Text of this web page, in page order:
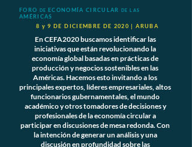
FORO DE ECONOMÍA CIRCULARDE LAS
AMÉRICAS
8 y 9 DE DICIEMBRE DE 2020 | ARUBA
En CEFA2020 buscamos identificar las
iniciativas que están revolucionando la
economía global basadas en prácticas de
producción y negocios sostenibles en las
Américas. Hacemos esto invitando a los
principales expertos, líderes empresariales, altos
funcionarios gubernamentales, el mundo
académico y otros tomadores de decisiones y
profesionales de la economía circular a
participar en discusiones de mesa redonda. Con
la intención de generar un análisis y una
discusión en profundidad sobre las